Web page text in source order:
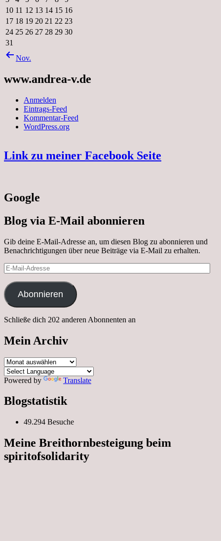
10 11 12 13 14 15 16
17 18 19 20 21 22 23
24 25 26 27 28 29 30
31
Nov.
www.andrea-v.de
Anmelden
Eintrags-Feed
Kommentar-Feed
WordPress.org
Link zu meiner Facebook Seite
Google
Blog via E-Mail abonnieren
Gib deine E-Mail-Adresse an, um diesen Blog zu abonnieren und
Benachrichtigungen über neue Beiträge via E-Mail zu erhalten.
E-
Mail-
Adresse
Abonnieren
Schließe dich 202 anderen Abonnenten an
Mein Archiv
Mein
Archiv
Powered by
Translate
Blogstatistik
49.294 Besuche
Meine Breithornbesteigung beim
spiritofsolidarity